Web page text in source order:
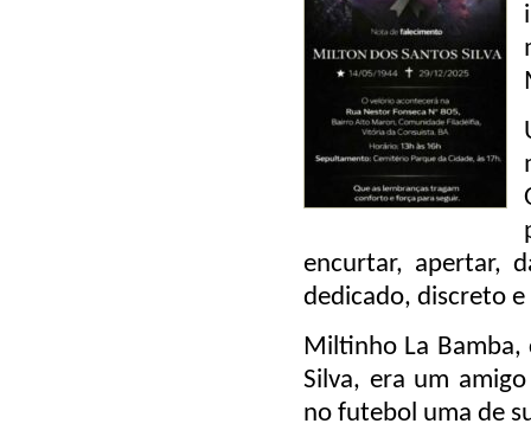
encurtar, apertar,
dedicado, discreto
Miltinho La
Silva, era um
no futebol uma de